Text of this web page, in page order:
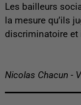
Les bailleurs
la mesure qu’ils
discriminatoire et
Nicolas Chacun -